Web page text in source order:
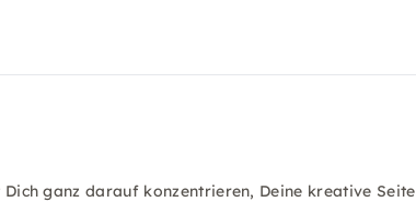
ganz darauf konzentrieren, Deine kreative Seite